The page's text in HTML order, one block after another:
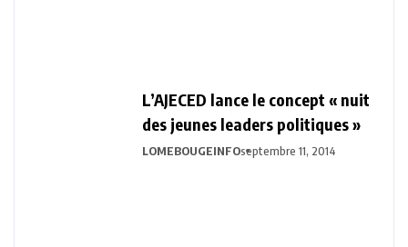
L’AJECED lance le concept « nuit
des jeunes leaders politiques »
LOMEBOUGEINFOseptembre 11, 2014